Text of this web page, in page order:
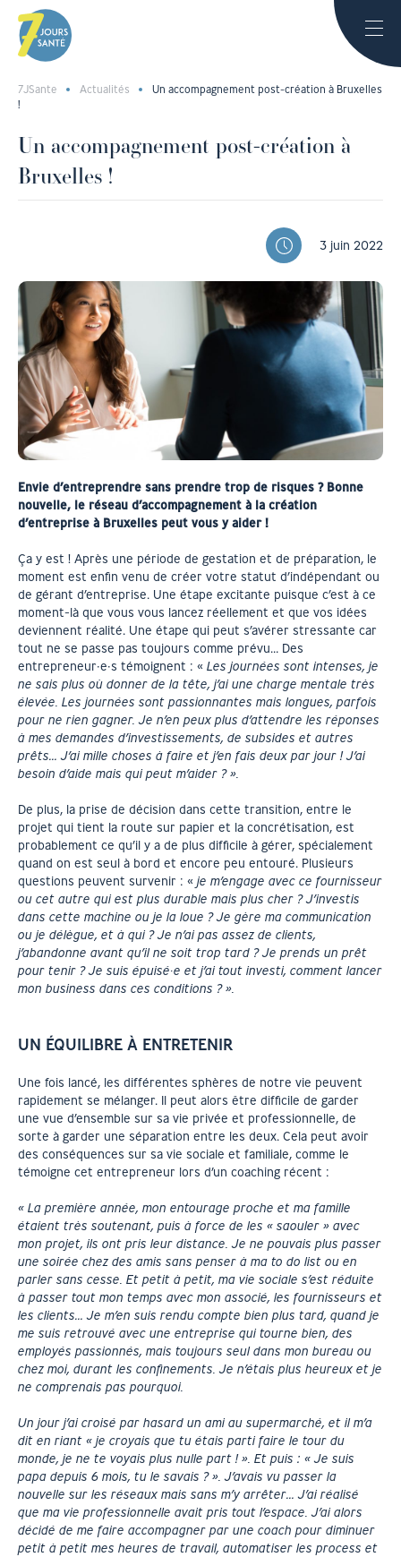
7JSante Actualités
Un accompagnement post-création à Bruxelles
!
Un accompagnement post-création à
Bruxelles !
3 juin 2022
Envie d’entreprendre sans prendre trop de risques ? Bonne
nouvelle, le réseau d’accompagnement à la création
d’entreprise à Bruxelles peut vous y aider !
Ça y est ! Après une période de gestation et de préparation, le
moment est enfin venu de créer votre statut d’indépendant ou
de gérant d’entreprise. Une étape excitante puisque c’est à ce
moment-là que vous vous lancez réellement et que vos idées
deviennent réalité. Une étape qui peut s’avérer stressante car
tout ne se passe pas toujours comme prévu… Des
entrepreneur·e·s témoignent : « Les journées sont intenses, je
ne sais plus où donner de la tête, j’ai une charge mentale très
élevée. Les journées sont passionnantes mais longues, parfois
pour ne rien gagner. Je n’en peux plus d’attendre les réponses
à mes demandes d’investissements, de subsides et autres
prêts… J’ai mille choses à faire et j’en fais deux par jour ! J’ai
besoin d’aide mais qui peut m’aider ? ».
De plus, la prise de décision dans cette transition, entre le
projet qui tient la route sur papier et la concrétisation, est
probablement ce qu’il y a de plus difficile à gérer, spécialement
quand on est seul à bord et encore peu entouré. Plusieurs
questions peuvent survenir : « je m’engage avec ce fournisseur
ou cet autre qui est plus durable mais plus cher ? J’investis
dans cette machine ou je la loue ? Je gère ma communication
ou je délègue, et à qui ? Je n’ai pas assez de clients,
j’abandonne avant qu’il ne soit trop tard ? Je prends un prêt
pour tenir ? Je suis épuisé·e et j’ai tout investi, comment lancer
mon business dans ces conditions ? ».
UN ÉQUILIBRE À ENTRETENIR
Une fois lancé, les différentes sphères de notre vie peuvent
rapidement se mélanger. Il peut alors être difficile de garder
une vue d’ensemble sur sa vie privée et professionnelle, de
sorte à garder une séparation entre les deux. Cela peut avoir
des conséquences sur sa vie sociale et familiale, comme le
témoigne cet entrepreneur lors d’un coaching récent :
« La première année, mon entourage proche et ma famille
étaient très soutenant, puis à force de les « saouler » avec
mon projet, ils ont pris leur distance. Je ne pouvais plus passer
une soirée chez des amis sans penser à ma to do list ou en
parler sans cesse. Et petit à petit, ma vie sociale s’est réduite
à passer tout mon temps avec mon associé, les fournisseurs et
les clients… Je m’en suis rendu compte bien plus tard, quand je
me suis retrouvé avec une entreprise qui tourne bien, des
employés passionnés, mais toujours seul dans mon bureau ou
chez moi, durant les confinements. Je n’étais plus heureux et je
ne comprenais pas pourquoi.
Un jour j’ai croisé par hasard un ami au supermarché, et il m’a
dit en riant « je croyais que tu étais parti faire le tour du
monde, je ne te voyais plus nulle part ! ». Et puis : « Je suis
papa depuis 6 mois, tu le savais ? ». J’avais vu passer la
nouvelle sur les réseaux mais sans m’y arrêter… J’ai réalisé
que ma vie professionnelle avait pris tout l’espace. J’ai alors
décidé de me faire accompagner par une coach pour diminuer
petit à petit mes heures de travail, automatiser les process et